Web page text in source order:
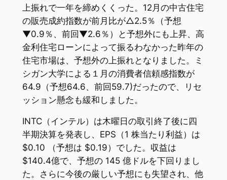
上振れで一年を締めくくった。12月の中古住宅
の販売成約指数が前月比が△2.5％（予想
▼0.9％、前回▼2.6％）と予想外にも上昇、高
金利住宅ローンによって振るわなかった昨年の
住宅市場は、予想外の上振れとなりました。ミ
シガン大学による１月の消費者信頼感指数が
64.9（予想64.6、前回59.7)だったので、リセ
ッション懸念も緩和しました。
INTC（インテル）は木曜日の取引終了後に四
半期決算を発表し、EPS（1 株当たり利益）は
$0.10 （予想は $0.19）でした。収益は
$140.4億で、予想の 145 億ドルを下回りまし
た。さらに今後の厳しい予想にも失望され、他